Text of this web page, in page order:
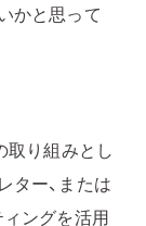
かと思って
取り組みとし
ター、または
ィングを活用